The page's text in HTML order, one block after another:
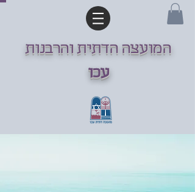
המועצה הדתית והרבנות
עכו